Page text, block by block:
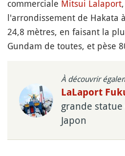
commerciale Mitsui Lalaport
l'arrondissement de Hakata à
24,8 mètres, en faisant la
Gundam de toutes, et pèse
À découvrir
LaLaport
grande
Japon